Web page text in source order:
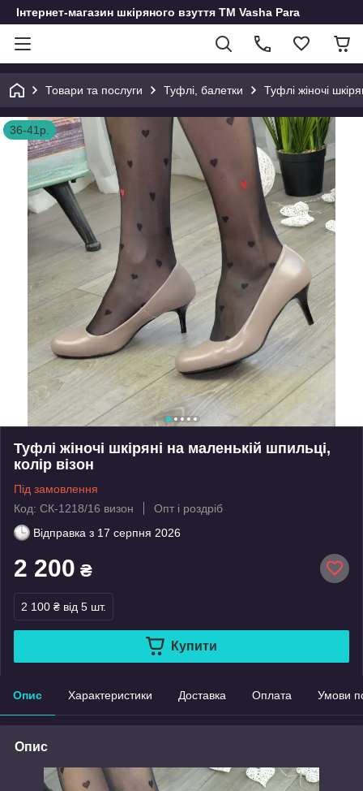
Інтернет-магазин шкіряного взуття ТМ Vasha Para
Товари та послуги Туфлі, балетки Туфлі жіночі
36-41р.
Туфлі жіночі шкіряні на маленькій шпильці,
колір візон
Під замовлення
Код: СК-1218/16 визон
Опт і роздріб
Відправка з 17 серпня 2026
2 200 ₴
2 100 ₴ від 5 шт.
Купити
Опис Характеристики Доставка Оплата Умови
Опис